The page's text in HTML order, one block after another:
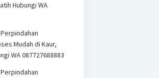
Hubungi WA
Mudah di Kaur,
WA 087727688883